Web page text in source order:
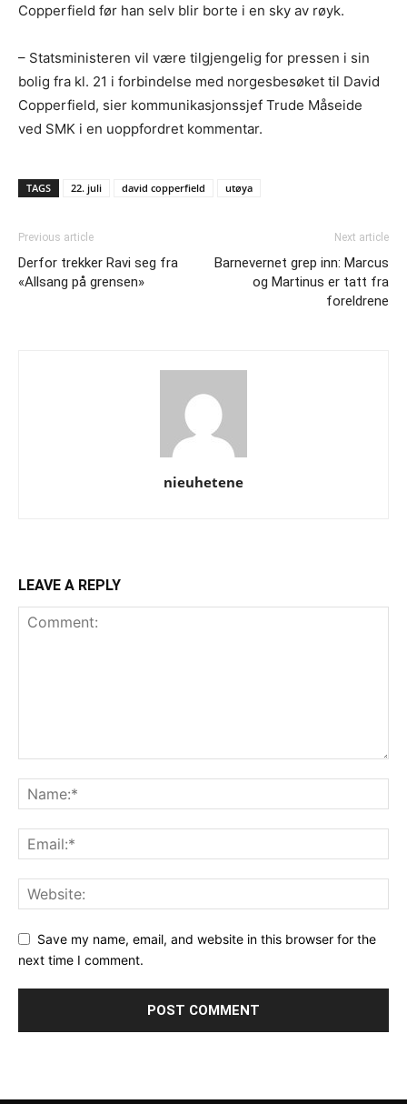
Copperfield før han selv blir borte i en sky av røyk.
– Statsministeren vil være tilgjengelig for pressen i sin
bolig fra kl. 21 i forbindelse med norgesbesøket til David
Copperfield, sier kommunikasjonssjef Trude Måseide
ved SMK i en uoppfordret kommentar.
TAGS 22. juli david copperfield utøya
Previous article
Derfor trekker Ravi seg fra
«Allsang på grensen»
Next article
Barnevernet grep inn: Marcus
og Martinus er tatt fra
foreldrene
nieuhetene
LEAVE A REPLY
Save my name, email, and website in this browser for the
next time I comment.